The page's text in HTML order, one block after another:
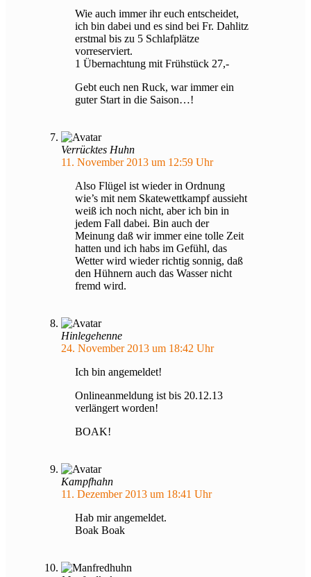
Wie auch immer ihr euch entscheidet,
ich bin dabei und es sind bei Fr. Dahlitz
erstmal bis zu 5 Schlafplätze
vorreserviert.
1 Übernachtung mit Frühstück 27,-
Gebt euch nen Ruck, war immer ein
guter Start in die Saison…!
Verrücktes Huhn
11. November 2013 um 12:59 Uhr
Also Flügel ist wieder in Ordnung
wie’s mit nem Skatewettkampf aussieht
weiß ich noch nicht, aber ich bin in
jedem Fall dabei. Bin auch der
Meinung daß wir immer eine tolle Zeit
hatten und ich habs im Gefühl, das
Wetter wird wieder richtig sonnig, daß
den Hühnern auch das Wasser nicht
fremd wird.
Hinlegehenne
24. November 2013 um 18:42 Uhr
Ich bin angemeldet!
Onlineanmeldung ist bis 20.12.13
verlängert worden!
BOAK!
Kampfhahn
11. Dezember 2013 um 18:41 Uhr
Hab mir angemeldet.
Boak Boak